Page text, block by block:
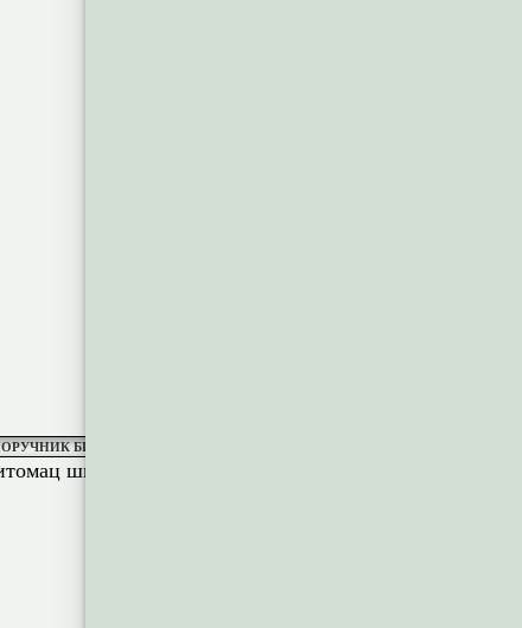
БИВШЕ ЈУГОСЛОВЕНСКЕ ВОЈСКЕ (ФОТОГРАФИЈУ САЧУВАО П.